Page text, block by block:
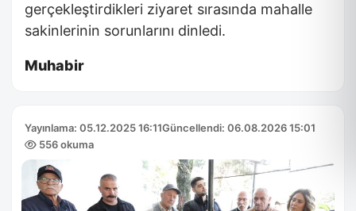
gerçekleştirdikleri ziyaret sırasında mahalle
sakinlerinin sorunlarını dinledi.
Muhabir
Yayınlama: 05.12.2025 16:11Güncellendi: 06.08.2026 15:01
556 okuma